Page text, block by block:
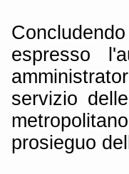
espresso
servizio
prosieguo